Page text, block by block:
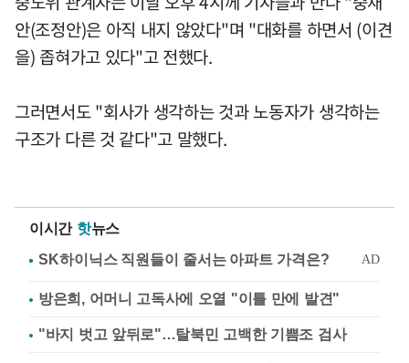
안(조정안)은 아직 내지 않았다"며 "대화를 하면서 (이견
을) 좁혀가고 있다"고 전했다.
그러면서도 "회사가 생각하는 것과 노동자가 생각하는
구조가 다른 것 같다"고 말했다.
이시간 핫뉴스
방은희, 어머니 고독사에 오열 "이틀 만에 발견"
"바지 벗고 앞뒤로"…탈북민 고백한 기쁨조 검사